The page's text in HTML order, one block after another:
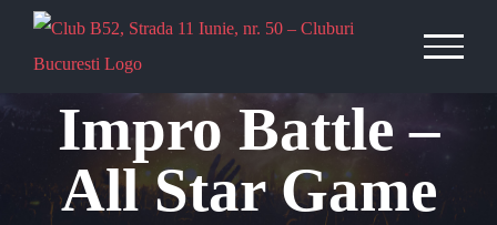
Impro Battle –
All Star Game